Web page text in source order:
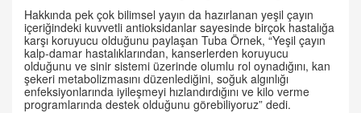
Hakkında pek çok bilimsel yayın da hazırlanan yeşil çayın
içeriğindeki kuvvetli antioksidanlar sayesinde birçok hastalığa
karşı koruyucu olduğunu paylaşan Tuba Örnek, “Yeşil çayın
kalp-damar hastalıklarından, kanserlerden koruyucu
olduğunu ve sinir sistemi üzerinde olumlu rol oynadığını, kan
şekeri metabolizmasını düzenlediğini, soğuk algınlığı
enfeksiyonlarında iyileşmeyi hızlandırdığını ve kilo verme
programlarında destek olduğunu görebiliyoruz” dedi.